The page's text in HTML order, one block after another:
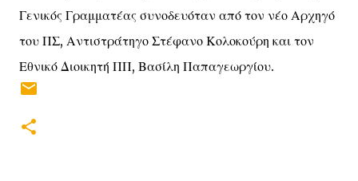
Γενικός Γραμματέας συνοδευόταν από τον νέο Αρχηγό
του ΠΣ, Αντιστράτηγο Στέφανο Κολοκούρη και τον
Εθνικό Διοικητή ΠΠ, Βασίλη Παπαγεωργίου.